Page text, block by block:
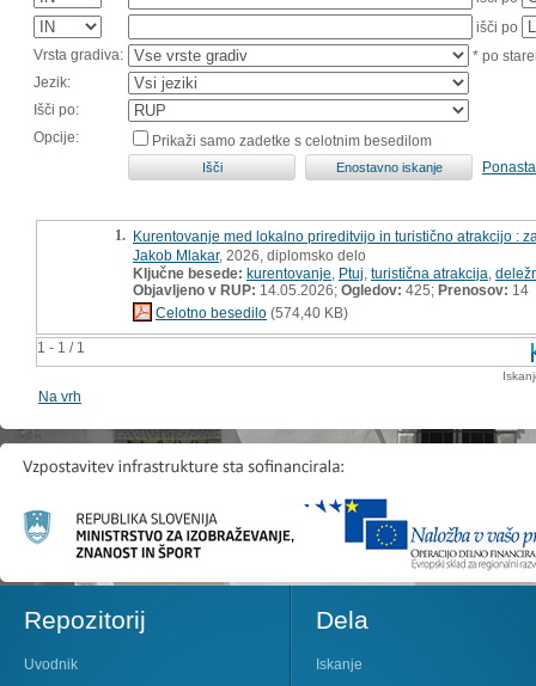
išči po
Vrsta gradiva:
* po
Jezik:
Išči po:
Opcije:
Prikaži samo zadetke s celotnim besedilom
1 - 1 / 1
1. Kurentovanje med lokalno prireditvijo in turistično atrakcijo :
Jakob Mlakar, 2026, diplomsko delo
Ključne besede: kurentovanje Ptuj turistična atrakcija
Objavljeno v RUP: 14.05.2026; Ogledov: 425; Prenosov: 14
Celotno besedilo (574,40 KB)
Na vrh
Repozitorij
Uvodnik
Dela
Iskanje